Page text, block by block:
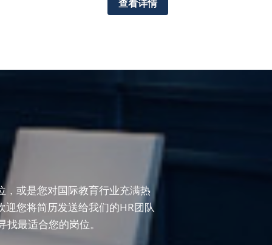
查看详情
，或是您对国际教育行业充满热
您将简历发送给我们的HR团队
最适合您的岗位。